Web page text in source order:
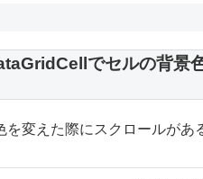
でセルの背景
変えた際にスクロールがあ